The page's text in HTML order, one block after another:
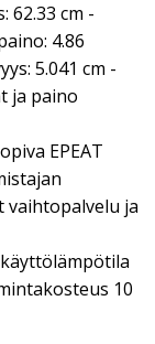
62.33 cm -
4.86
5.041 cm -
ja paino
EPEAT
vaihtopalvelu ja
10